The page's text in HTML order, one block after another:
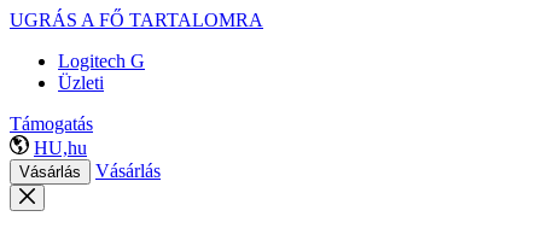
UGRÁS A FŐ TARTALOMRA
Logitech G
Üzleti
Támogatás
HU,hu
Vásárlás Vásárlás